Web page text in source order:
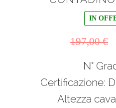
IN
197,00€
N°
Certificazione:
Altezza